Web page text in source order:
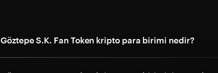
Göztepe S.K. Fan Token kripto para birimi nedir?